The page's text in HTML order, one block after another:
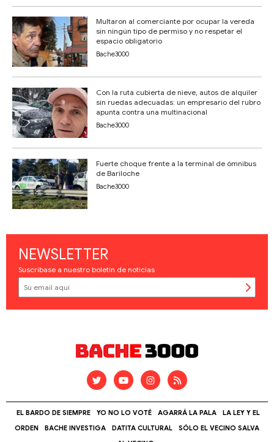
Multaron al comerciante por ocupar la vereda
sin ningún tipo de permiso y no respetar el
espacio obligatorio
Bache3000
Con la ruta cubierta de nieve, autos de alquiler
sin ruedas adecuadas: un empresario del rubro
apunta contra una multinacional
Bache3000
Fuerte choque frente a la terminal de ómnibus
de Bariloche
Bache3000
NEWSLETTER
Suscríbase a nuestro boletín de noticias
EL BARDO DE SIEMPRE YO NO LO VOTÉ AGARRÁ LA PALA
LA LEY Y EL
ORDEN
BACHE INVESTIGA DATITA CULTURAL
SÓLO EL VECINO SALVA